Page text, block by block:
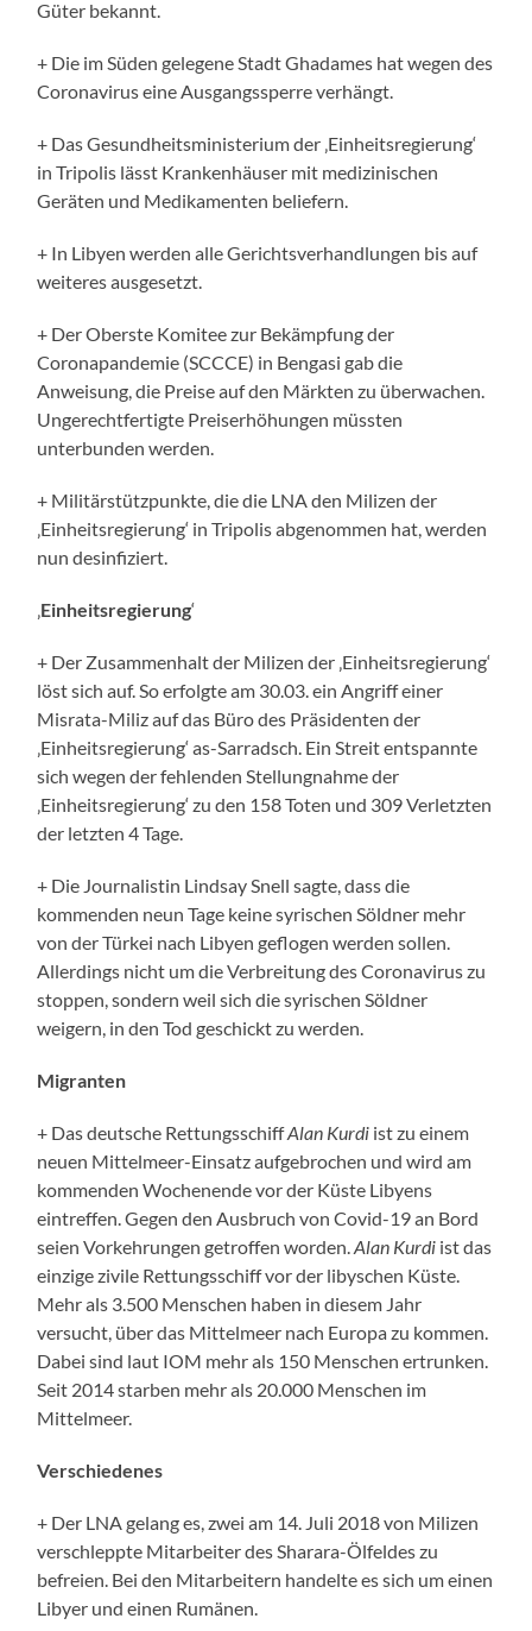
Güter bekannt.
+ Die im Süden gelegene Stadt Ghadames hat wegen des
Coronavirus eine Ausgangssperre verhängt.
+ Das Gesundheitsministerium der ‚Einheitsregierung‘
in Tripolis lässt Krankenhäuser mit medizinischen
Geräten und Medikamenten beliefern.
+ In Libyen werden alle Gerichtsverhandlungen bis auf
weiteres ausgesetzt.
+ Der Oberste Komitee zur Bekämpfung der
Coronapandemie (SCCCE) in Bengasi gab die
Anweisung, die Preise auf den Märkten zu überwachen.
Ungerechtfertigte Preiserhöhungen müssten
unterbunden werden.
+ Militärstützpunkte, die die LNA den Milizen der
‚Einheitsregierung‘ in Tripolis abgenommen hat, werden
nun desinfiziert.
Einheitsregierung‘
+ Der Zusammenhalt der Milizen der ‚Einheitsregierung‘
löst sich auf. So erfolgte am 30.03. ein Angriff einer
Misrata-Miliz auf das Büro des Präsidenten der
‚Einheitsregierung‘ as-Sarradsch. Ein Streit entspannte
sich wegen der fehlenden Stellungnahme der
‚Einheitsregierung‘ zu den 158 Toten und 309 Verletzten
der letzten 4 Tage.
+ Die Journalistin Lindsay Snell sagte, dass die
kommenden neun Tage keine syrischen Söldner mehr
von der Türkei nach Libyen geflogen werden sollen.
Allerdings nicht um die Verbreitung des Coronavirus zu
stoppen, sondern weil sich die syrischen Söldner
weigern, in den Tod geschickt zu werden.
Migranten
+ Das deutsche RettungsschiffAlan Kurdi ist zu einem
neuen Mittelmeer-Einsatz aufgebrochen und wird am
kommenden Wochenende vor der Küste Libyens
eintreffen. Gegen den Ausbruch von Covid-19 an Bord
seien Vorkehrungen getroffen worden.Alan Kurdi ist das
einzige zivile Rettungsschiff vor der libyschen Küste.
Mehr als 3.500 Menschen haben in diesem Jahr
versucht, über das Mittelmeer nach Europa zu kommen.
Dabei sind laut IOM mehr als 150 Menschen ertrunken.
Seit 2014 starben mehr als 20.000 Menschen im
Mittelmeer.
Verschiedenes
+ Der LNA gelang es, zwei am 14. Juli 2018 von Milizen
verschleppte Mitarbeiter des Sharara-Ölfeldes zu
befreien. Bei den Mitarbeitern handelte es sich um einen
Libyer und einen Rumänen.